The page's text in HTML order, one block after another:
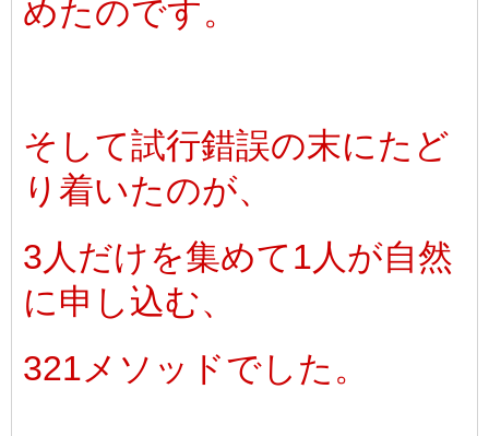
めたのです。
そして試行錯誤の末にたど
り着いたのが、
3人だけを集めて1人が自然
に申し込む、
321メソッドでした。